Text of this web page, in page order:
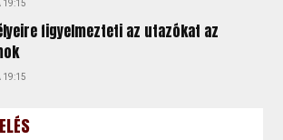
19:15
figyelmezteti az utazókat az
19:15